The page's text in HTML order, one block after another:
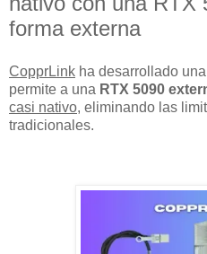
forma externa
CopprLink ha desarrollado una
permite a una RTX 5090
casi nativo, eliminando las
tradicionales.